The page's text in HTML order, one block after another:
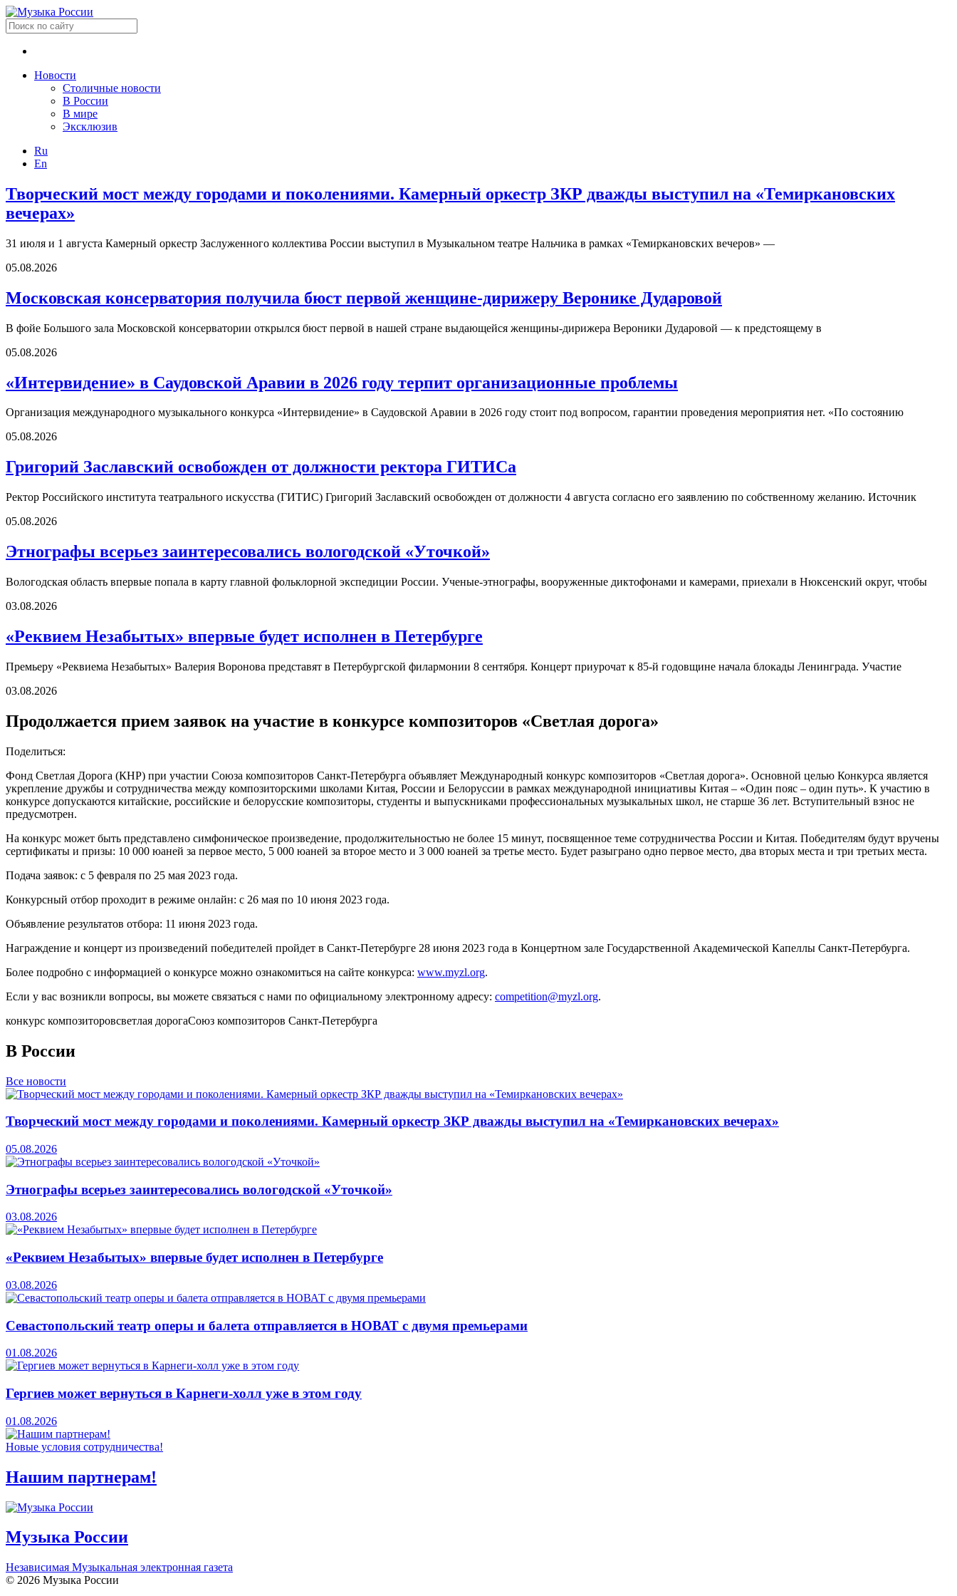
Новости
Столичные новости
В России
В мире
Эксклюзив
Ru
En
Творческий мост между городами и поколениями. Камерный оркестр ЗКР дважды выступил на «Темиркановских
вечерах»
31 июля и 1 августа Камерный оркестр Заслуженного коллектива России выступил в Музыкальном театре Нальчика в рамках «Темиркановских вечеров» —
05.08.2026
Московская консерватория получила бюст первой женщине-дирижеру Веронике Дударовой
В фойе Большого зала Московской консерватории открылся бюст первой в нашей стране выдающейся женщины-дирижера Вероники Дударовой — к предстоящему в
05.08.2026
«Интервидение» в Саудовской Аравии в 2026 году терпит организационные проблемы
Организация международного музыкального конкурса «Интервидение» в Саудовской Аравии в 2026 году стоит под вопросом, гарантии проведения мероприятия нет. «По состоянию
05.08.2026
Григорий Заславский освобожден от должности ректора ГИТИСа
Ректор Российского института театрального искусства (ГИТИС) Григорий Заславский освобожден от должности 4 августа согласно его заявлению по собственному желанию. Источник
05.08.2026
Этнографы всерьез заинтересовались вологодской «Уточкой»
Вологодская область впервые попала в карту главной фольклорной экспедиции России. Ученые-этнографы, вооруженные диктофонами и камерами, приехали в Нюксенский округ, чтобы
03.08.2026
«Реквием Незабытых» впервые будет исполнен в Петербурге
Премьеру «Реквиема Незабытых» Валерия Воронова представят в Петербургской филармонии 8 сентября. Концерт приурочат к 85-й годовщине начала блокады Ленинграда. Участие
03.08.2026
Продолжается прием заявок на участие в конкурсе композиторов «Светлая дорога»
Поделиться:
Фонд Светлая Дорога (КНР) при участии Союза композиторов Санкт-Петербурга объявляет Международный конкурс композиторов «Светлая дорога». Основной целью Конкурса является
укрепление дружбы и сотрудничества между композиторскими школами Китая, России и Белоруссии в рамках международной инициативы Китая – «Один пояс – один путь». К участию в
конкурсе допускаются китайские, российские и белорусские композиторы, студенты и выпускниками профессиональных музыкальных школ, не старше 36 лет. Вступительный взнос не
предусмотрен.
На конкурс может быть представлено симфоническое произведение, продолжительностью не более 15 минут, посвященное теме сотрудничества России и Китая. Победителям будут вручены
сертификаты и призы: 10 000 юаней за первое место, 5 000 юаней за второе место и 3 000 юаней за третье место. Будет разыграно одно первое место, два вторых места и три третьих места.
Подача заявок: с 5 февраля по 25 мая 2023 года.
Конкурсный отбор проходит в режиме онлайн: с 26 мая по 10 июня 2023 года.
Объявление результатов отбора: 11 июня 2023 года.
Награждение и концерт из произведений победителей пройдет в Санкт-Петербурге 28 июня 2023 года в Концертном зале Государственной Академической Капеллы Санкт-Петербурга.
Более подробно с информацией о конкурсе можно ознакомиться на сайте конкурса: www.myzl.org.
Если у вас возникли вопросы, вы можете связаться с нами по официальному электронному адресу: competition@myzl.org.
конкурс композиторовсветлая дорогаСоюз композиторов Санкт-Петербурга
В России
Все новости
Творческий мост между городами и поколениями. Камерный оркестр ЗКР дважды выступил на «Темиркановских вечерах»
05.08.2026
Этнографы всерьез заинтересовались вологодской «Уточкой»
03.08.2026
«Реквием Незабытых» впервые будет исполнен в Петербурге
03.08.2026
Севастопольский театр оперы и балета отправляется в НОВАТ с двумя премьерами
01.08.2026
Гергиев может вернуться в Карнеги-холл уже в этом году
01.08.2026
Новые условия сотрудничества!
Нашим партнерам!
Музыка России
Независимая Музыкальная электронная газета
© 2026 Музыка России